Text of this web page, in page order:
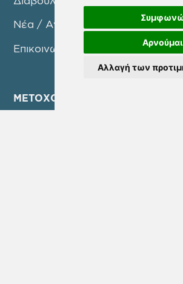
Αρνούμαι
Αλλαγή των
Νέα / Ανακοινώσεις
Επικοινωνία
ΜΕΤΟΧΟΙ